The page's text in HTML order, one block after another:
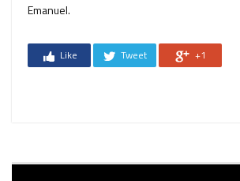
Emanuel.
Like Tweet +1